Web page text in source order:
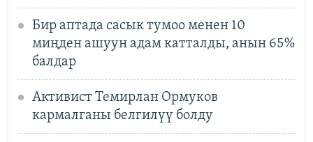
Бир аптада сасык тумоо менен 10
миңден ашуун адам катталды, анын 65%
балдар
Активист Темирлан Ормуков
кармалганы белгилүү болду